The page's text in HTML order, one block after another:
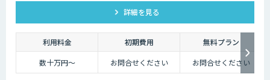
詳細を見る
利用料金 初期費用
無料プラン
数十万円～
お問合せください お問合せください